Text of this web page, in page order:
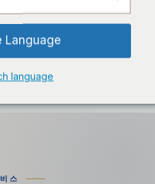
스
Language
language